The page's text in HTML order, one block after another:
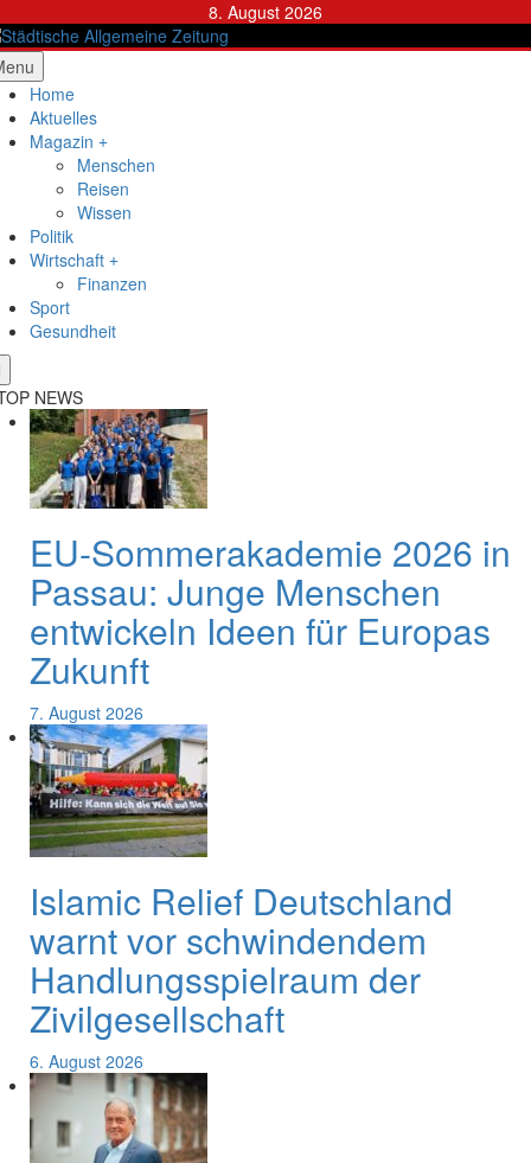
to
content
8. August 2026
Allgemeine Zeitung
Home
Aktuelles
Magazin
Menschen
Reisen
Wissen
Politik
Wirtschaft
Finanzen
Sport
Gesundheit
NEWS
EU-Sommerakademie 2026 in
Passau: Junge Menschen
entwickeln Ideen für Europas
Zukunft
7. August 2026
Islamic Relief Deutschland
warnt vor schwindendem
Handlungsspielraum der
Zivilgesellschaft
6. August 2026